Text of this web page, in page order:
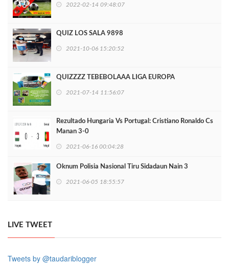
2022-02-14 09:48:07
QUIZ LOS SALA 9898
2021-10-06 15:20:52
QUIZZZZ TEBEBOLAAA LIGA EUROPA
2021-07-14 11:56:07
Rezultado Hungaria Vs Portugal: Cristiano Ronaldo Cs
Manan 3-0
2021-06-16 00:04:28
Oknum Polisia Nasional Tiru Sidadaun Nain 3
2021-06-05 18:55:57
LIVE TWEET
Tweets by @taudariblogger